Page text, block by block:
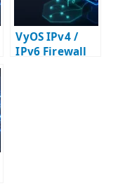
VyOS IPv4 /
IPv6 Firewall